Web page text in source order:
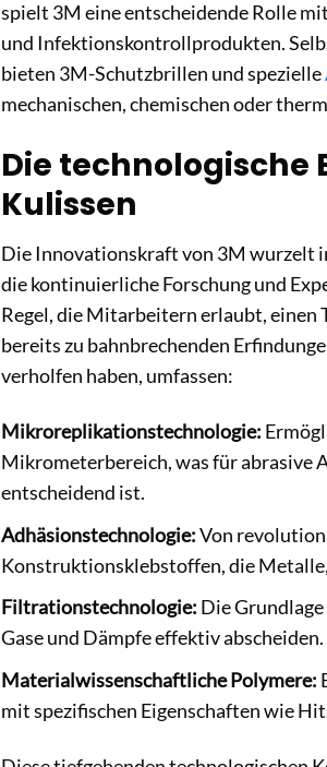
spielt 3M eine entscheidende Rolle
und Infektionskontrollprodukten.
bieten 3M-Schutzbrillen und spezielle
mechanischen, chemischen oder
Die technologische
Kulissen
Die Innovationskraft von 3M wurzelt
die kontinuierliche Forschung und
Regel, die Mitarbeitern erlaubt, einen
bereits zu bahnbrechenden
verholfen haben, umfassen:
Mikroreplikationstechnologie:
Mikrometerbereich, was für abrasive
entscheidend ist.
Adhäsionstechnologie:Von
Konstruktionsklebstoffen, die
Filtrationstechnologie: Die
Gase und Dämpfe effektiv abscheiden.
Materialwissenschaftliche Polymere:
mit spezifischen Eigenschaften wie